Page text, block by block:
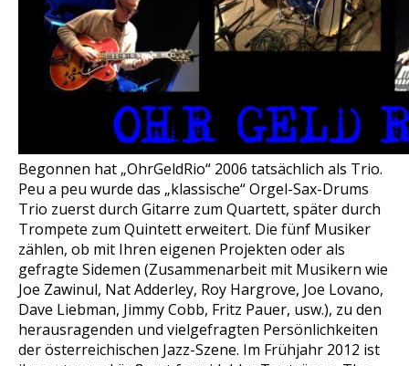
Begonnen hat „OhrGeldRio“ 2006 tatsächlich als Trio.
Peu a peu wurde das „klassische“ Orgel-Sax-Drums
Trio zuerst durch Gitarre zum Quartett, später durch
Trompete zum Quintett erweitert. Die fünf Musiker
zählen, ob mit Ihren eigenen Projekten oder als
gefragte Sidemen (Zusammenarbeit mit Musikern wie
Joe Zawinul, Nat Adderley, Roy Hargrove, Joe Lovano,
Dave Liebman, Jimmy Cobb, Fritz Pauer, usw.), zu den
herausragenden und vielgefragten Persönlichkeiten
der österreichischen Jazz-Szene. Im Frühjahr 2012 ist